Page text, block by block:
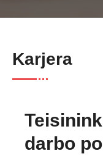
Karjera
darbo